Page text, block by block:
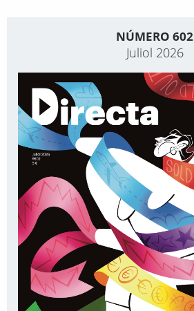
NÚMERO 602
Juliol 2026